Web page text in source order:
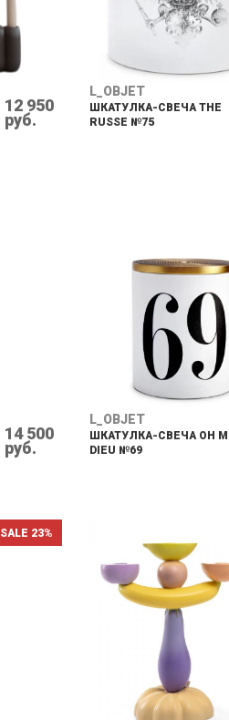
12 950
руб.
L_OBJET
ШКАТУЛКА-СВЕЧА THE
RUSSE №75
14 500
руб.
L_OBJET
ШКАТУЛКА-СВЕЧА OH
DIEU №69
SALE 23%